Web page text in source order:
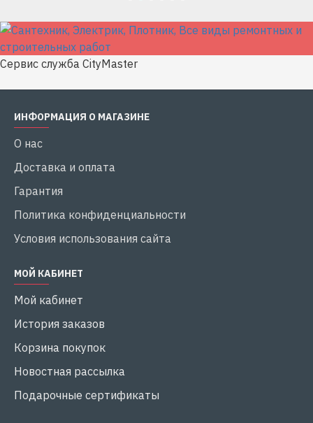
Сервис служба CityMaster
ИНФОРМАЦИЯ О МАГАЗИНЕ
О нас
Доставка и оплата
Гарантия
Политика конфиденциальности
Условия использования сайта
МОЙ КАБИНЕТ
Мой кабинет
История заказов
Корзина покупок
Новостная рассылка
Подарочные сертификаты